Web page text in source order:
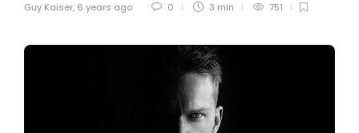
Guy Kaiser, 6 years ago 0 3 min 751